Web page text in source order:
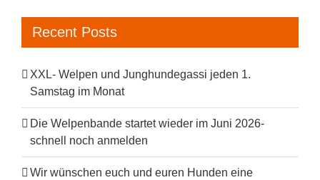
Recent Posts
XXL- Welpen und Junghundegassi jeden 1.
Samstag im Monat
Die Welpenbande startet wieder im Juni 2026-
schnell noch anmelden
Wir wünschen euch und euren Hunden eine